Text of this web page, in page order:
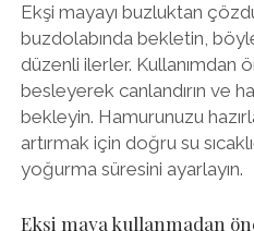
Ekşi mayayı buzluktan
buzdolabında bekletin,
düzenli ilerler. Kullanımdan
besleyerek canlandırın ve
bekleyin. Hamurunuzu
artırmak için doğru su
yoğurma süresini ayarlayın.
Ekşi maya kullanmadan